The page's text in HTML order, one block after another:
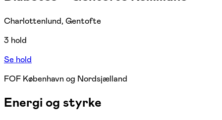
Charlottenlund, Gentofte
3 hold
Se hold
FOF København og Nordsjælland
Energi og styrke